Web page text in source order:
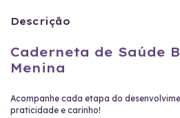
Descrição
Caderneta de Saúde
Menina
Acompanhe cada etapa do
praticidade e carinho!